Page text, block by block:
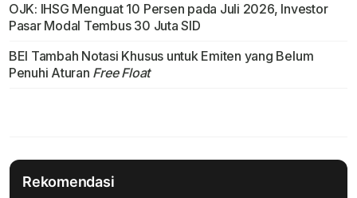
OJK: IHSG Menguat 10 Persen pada Juli 2026, Investor
Pasar Modal Tembus 30 Juta SID
BEI Tambah Notasi Khusus untuk Emiten yang Belum
Penuhi Aturan Free Float
Rekomendasi